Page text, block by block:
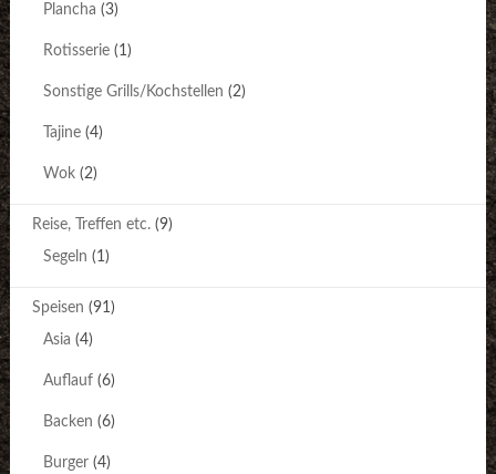
Plancha (3)
Rotisserie(1)
Sonstige Grills/Kochstellen (2)
Tajine(4)
Wok(2)
Reise, Treffen etc.(9)
Segeln (1)
Speisen (91)
Asia (4)
Auflauf(6)
Backen (6)
Burger(4)